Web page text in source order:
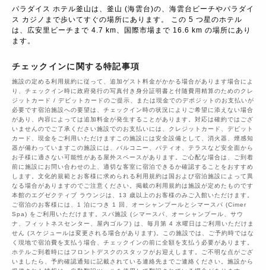
パラダイス ホテル釜山は、釜山 (海雲台)の、海雲台ビーチやパラダイ
ス カジノまで歩いてすぐの場所にあります。 この 5 つ星のホテル
は、広安里ビーチまで 4.7 km、国際市場まで 16.6 km の場所にあり
ます。
チェックインに関する特記事項
施設の定める利用規約に従って、追加ゲスト料金がかかる場合があります場合によ
り、チェックイン時に政府発行の写真付き身分証明書と付随費用精算のためのクレ
ジットカード / デビットカードのご提示、または現金でのデポジットのお支払いが
必要です宿泊施設への要望は、チェックイン時の状況によりご希望に添えない場合
があり、内容によっては追加料金が発生することがあります。対応は確約ではござ
いませんのでご了承ください施設でのお支払いには、クレジットカード、デビット
カード、現金をご利用いただけますこの施設には安全設備として、消火器、煙感知
器が備わっていますこの施設には、バルコニー、パティオ、テラスなど安全面から
お子様に適さない可能性がある屋外スペースがあります。ご心配な場合は、ご到着
前に施設にお問い合わせの上、適切な客室に宿泊できるか確認することをおすすめ
します。文化的規範とお客様に求められる利用規約は国および宿泊施設によって異
なる場合がありますのでご注意ください。掲載の利用規約は施設が定めたものです
本館のエグゼクティブ ラウンジは、13 歳以上のお客様のみご入館いただけます。
ご宿泊のお客様には、1 泊につき 1 回、オーシャンプールとシマースパ (Cimer
Spa) をご利用いただけます。スパ施設 (シマースパ、オーシャンプール、サウ
ナ、フィットネスセンター、屋内ゴルフ) は、毎月第 4 水曜日はご利用いただけま
せん (スケジュールは変更される場合があります)。この施設では、ご予約時ではな
く現地で宿泊費を支払う場合、チェックインの前に全額を支払う必要があります。
ホテルご到着時にはフロントデスクのスタッフがお迎えします。ご不明な点がござ
いましたら、予約確認通知に記載されている連絡先までご連絡ください。施設から